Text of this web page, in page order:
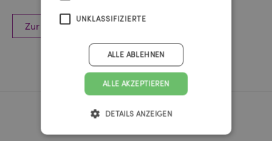
Zur WWF Case Study
UNKLASSIFIZIERTE
ALLE AKZEPTIEREN
ALLE ABLEHNEN
DETAILS ANZEIGEN